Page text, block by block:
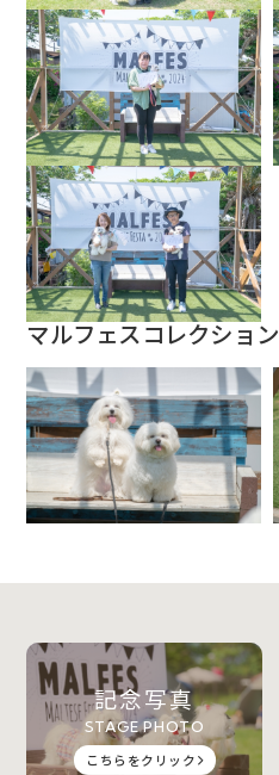
マルフェスコレクション
記念写真
STAGE PHOTO
こちらをクリック